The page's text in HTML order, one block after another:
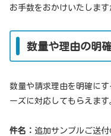
お手数をおかけいたしま
数量や理由の明
数量や請求理由を明確に
ーズに対応してもらえます
件名： 追加サンプルご送